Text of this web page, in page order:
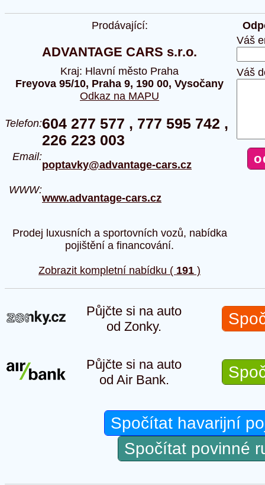
Prodávající:
ADVANTAGE CARS s.r.o.
Kraj: Hlavní město Praha
Freyova 95/10, Praha 9, 190 00, Vysočany
Odkaz na MAPU
Telefon:604 277 577 , 777 595 742 ,
226 223 003
Email:
poptavky@advantage-cars.cz
WWW:
www.advantage-cars.cz
Prodej luxusních a sportovních vozů, nabídka
pojištění a financování.
Zobrazit kompletní nabídku ( 191 )
Váš
Váš
Půjčte si na auto
od Zonky.
Půjčte si na auto
od Air Bank.
Spočítat havarijní
Spočítat povinné